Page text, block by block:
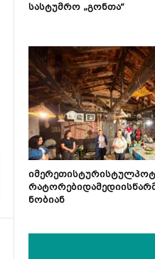
სასტუმრო „გონთა“
ნობიან